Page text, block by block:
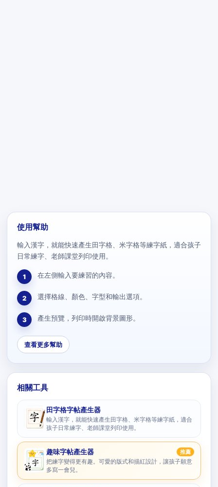
使用幫助
輸入漢字，就能快速產生田字格、米字格等練字紙，適合孩子
日常練字、老師課堂列印使用。
1 在左側輸入要練習的內容。
2 選擇格線、顏色、字型和輸出選項。
3 產生預覽，列印時開啟背景圖形。
查看更多幫助
相關工具
田字格字帖產生器
輸入漢字，就能快速產生田字格、米字格等練字紙，適合
孩子日常練字、老師課堂列印使用。
趣味字帖產生器 推薦
把練字變得更有趣。可愛的版式和描紅設計，讓孩子願意
多寫一會兒。